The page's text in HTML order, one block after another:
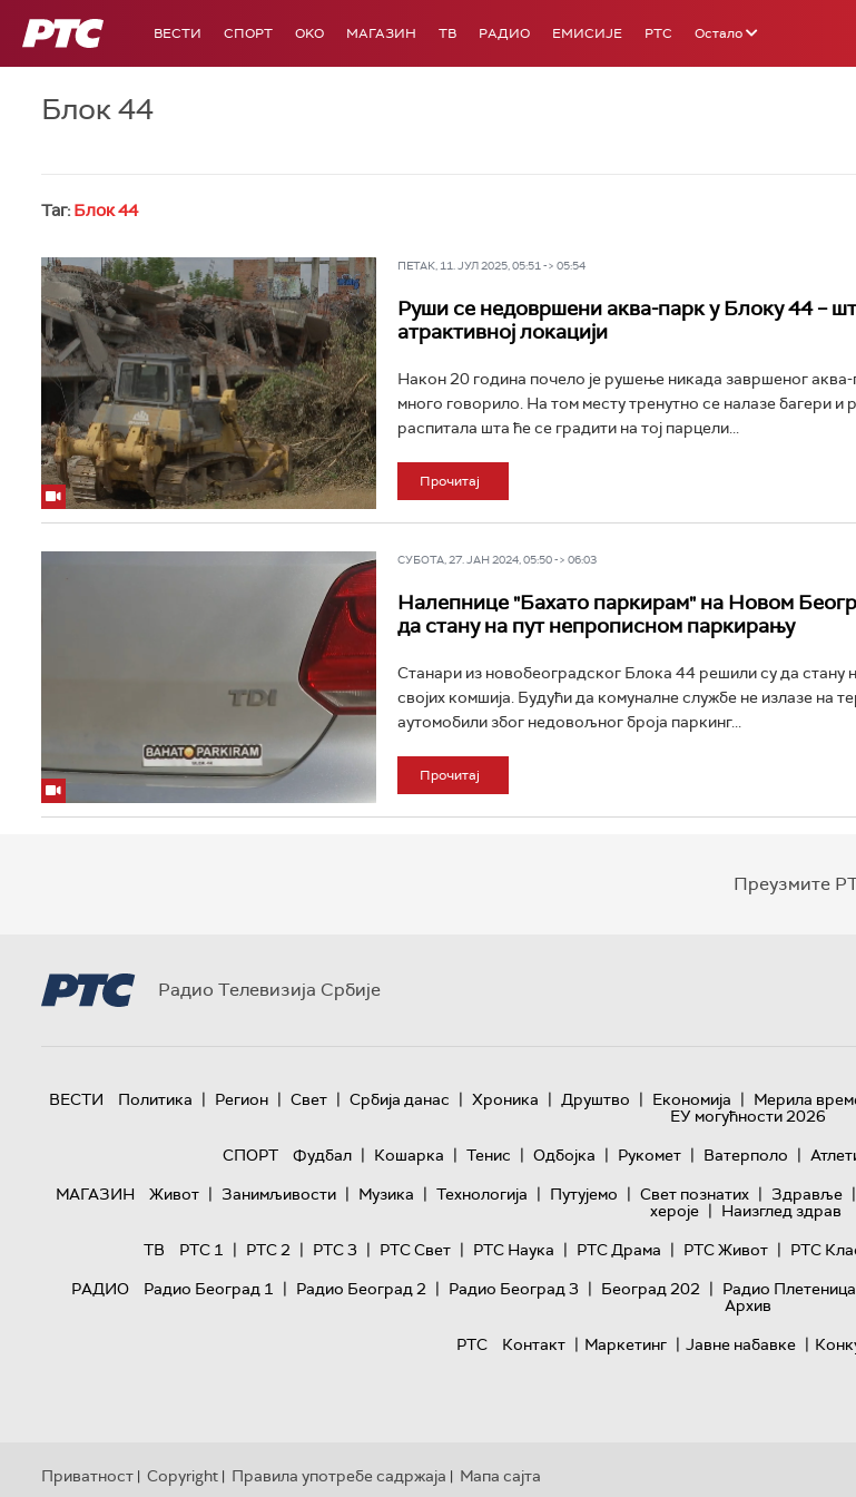
РТС ВЕСТИ СПОРТ OKO МАГАЗИН ТВ РАДИО ЕМИСИЈЕ РТС Остало
Блок 44
Таг: Блок 44
ПЕТАК, 11. ЈУЛ 2025, 05:51 -> 05:54
Руши се недовршени аква-парк у Блоку 44 –
атрактивној локацији
Након 20 година почело је рушење никада завршеног
много говорило. На том месту тренутно се налазе багери и
распитала шта ће се градити на тој парцели...
Прочитај
СУБОТА, 27. ЈАН 2024, 05:50 -> 06:03
Налепнице "Бахато паркирам" на Новом
да стану на пут непрописном паркирању
Станари из новобеоградског Блока 44 решили су да стану
својих комшија. Будући да комуналне службе не излазе на
аутомобили због недовољног броја паркинг...
Прочитај
Преузмите
Радио Телевизија Србије
ВЕСТИ Политика | Регион | Свет | Србија данас | Хроника | Друштво | Економија | Мерила
ЕУ могућности 2026
СПОРТ
Фудбал | Кошарка | Тенис | Одбојка | Рукомет | Ватерполо |
МАГАЗИН
Живот | Занимљивости | Музика | Технологијa | Путујемо | Свет познатих | Здравље |
хероје | Наизглед здрав
ТВ
РТС 1 | РТС 2 | РТС 3 | РТС Свет | РТС Наука | РТС Драма | РТС Живот | РТС
РАДИО
Радио Београд 1 | Радио Београд 2 | Радио Београд 3 | Београд 202 | Радио Плетеница
Архив
РТС
Контакт | Маркетинг | Јавне набавке |
Приватност | Copyright | Правила употребе садржаја | Мапа сајта